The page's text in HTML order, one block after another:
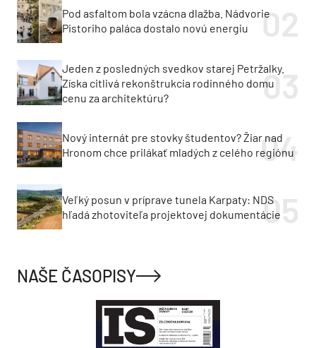
Pod asfaltom bola vzácna dlažba. Nádvorie
Pistoriho paláca dostalo novú energiu
Jeden z posledných svedkov starej Petržalky.
Získa citlivá rekonštrukcia rodinného domu
cenu za architektúru?
Nový internát pre stovky študentov? Žiar nad
Hronom chce prilákať mladých z celého regiónu
Veľký posun v príprave tunela Karpaty: NDS
hľadá zhotoviteľa projektovej dokumentácie
NAŠE ČASOPISY